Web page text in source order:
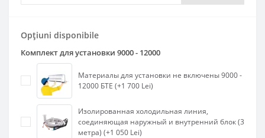
Opțiuni disponibile
Комплект для установки 9000 - 12000
Материалы для установки не включены 9000 -
12000 БТЕ (+1 700 Lei)
Изолированная холодильная линия,
соединяющая наружный и внутренний блок (3
метра) (+1 050 Lei)